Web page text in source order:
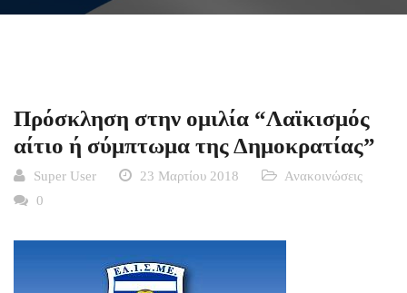
Πρόσκληση στην ομιλία “Λαϊκισμός
αίτιο ή σύμπτωμα της Δημοκρατίας”
Super User 23 Μαρτίου 2018
Ανακοινώσεις
0